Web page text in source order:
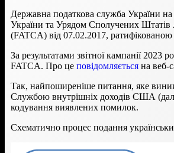
Державна податкова служба України
України та Урядом Сполучених
(FATCA) від 07.02.2017,
За результатами звітної кампанії 2023
FATCA. Про це повідомляється на веб-
Так, найпоширеніше питання, яке
Службою внутрішніх доходів США
кодування виявлених помилок.
Схематично процес подання